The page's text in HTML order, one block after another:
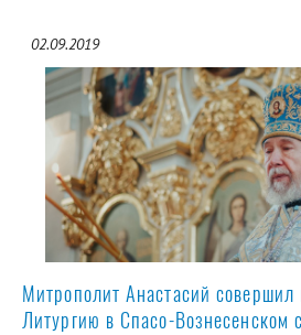
02.09.2019
Митрополит Анастасий
Литургию в Спасо-Вознесенском